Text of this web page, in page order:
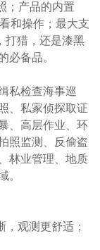
；产品的内置
和操作；最大支
打猎，还是漆黑
必备品。
私检查海事巡
、私家侦探取证
、高层作业、环
照监测、反偷盗
林业管理、地质
。
观测更舒适；